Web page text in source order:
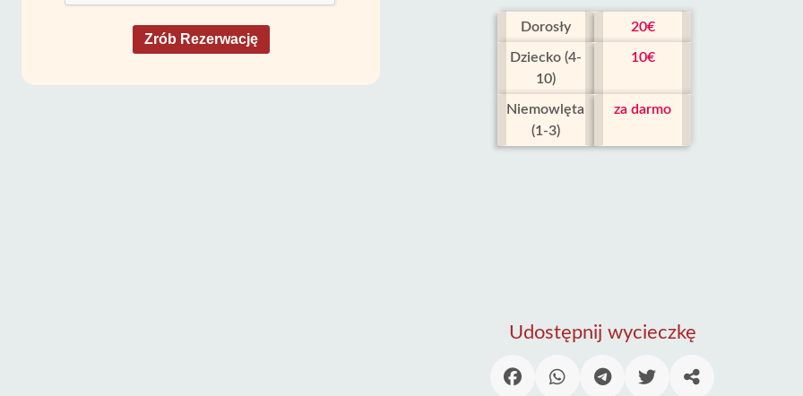
Dorosły 20€
Dziecko (4-
10)
10€
Niemowlęta
(1-3)
za darmo
Zrób Rezerwację
Udostępnij wycieczkę